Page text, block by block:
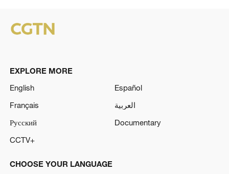
EXPLORE MORE
English
Español
Français
العربية
Русский
Documentary
CCTV+
CHOOSE YOUR LANGUAGE